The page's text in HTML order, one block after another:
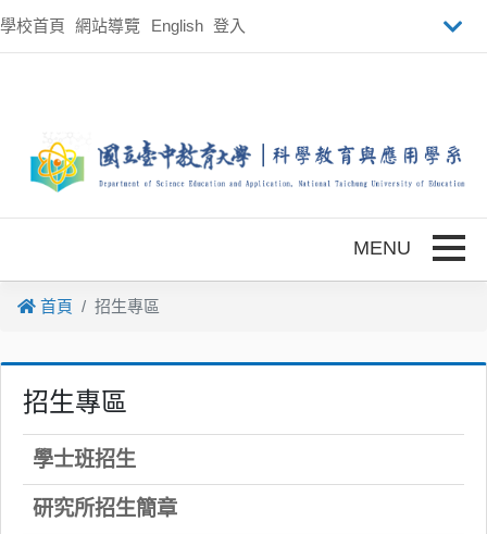
學校首頁 網站導覽 English 登入
首頁 招生專區
招生專區
學士班招生
研究所招生簡章